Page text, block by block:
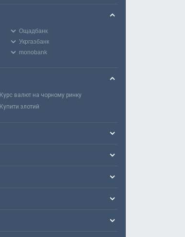
Ощадбанк
Укргазбанк
monobank
Курс валют на чорному ринку
Купити злотий